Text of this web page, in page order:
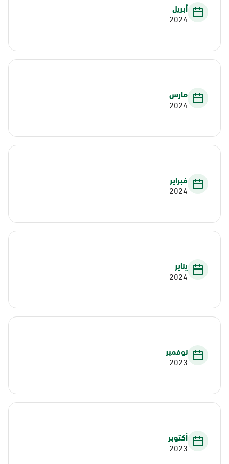
أبريل
2024
مارس
2024
فبراير
2024
يناير
2024
نوفمبر
2023
أكتوبر
2023